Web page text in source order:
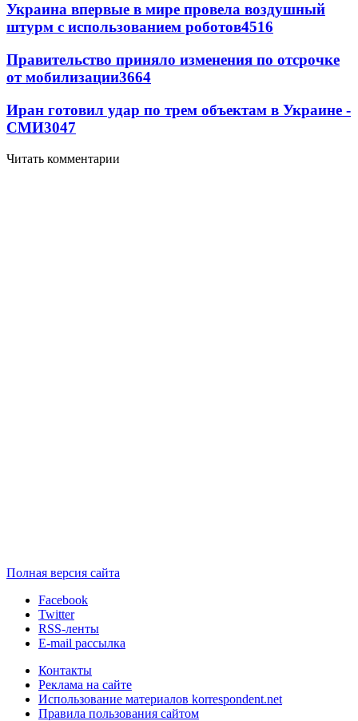
Украина впервые в мире провела воздушный
штурм с использованием роботов4516
Правительство приняло изменения по отсрочке
от мобилизации3664
Иран готовил удар по трем объектам в Украине -
СМИ3047
Читать комментарии
Полная версия сайта
Facebook
Twitter
RSS-ленты
E-mail рассылка
Контакты
Реклама на сайте
Использование материалов korrespondent.net
Правила пользования сайтом